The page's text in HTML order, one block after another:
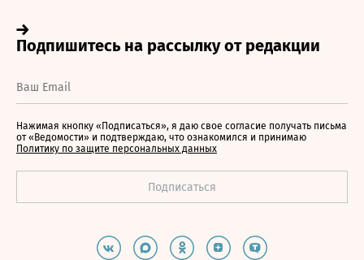
Нажимая кнопку «Подписаться», я даю свое согласие получать письма
от «Ведомости» и подтверждаю, что ознакомился и принимаю
Политику по защите персональных данных